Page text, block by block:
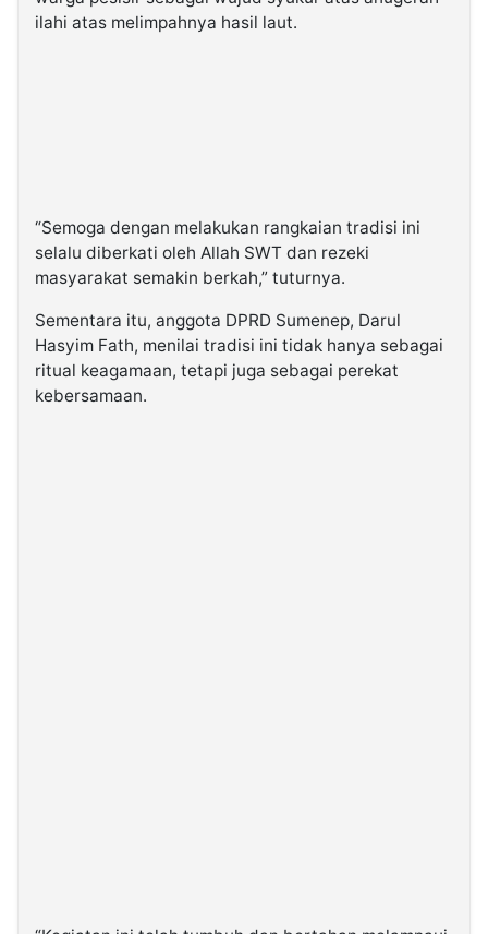
ilahi atas melimpahnya hasil laut.
“Semoga dengan melakukan rangkaian tradisi ini
selalu diberkati oleh Allah SWT dan rezeki
masyarakat semakin berkah,” tuturnya.
Sementara itu, anggota DPRD Sumenep, Darul
Hasyim Fath, menilai tradisi ini tidak hanya sebagai
ritual keagamaan, tetapi juga sebagai perekat
kebersamaan.